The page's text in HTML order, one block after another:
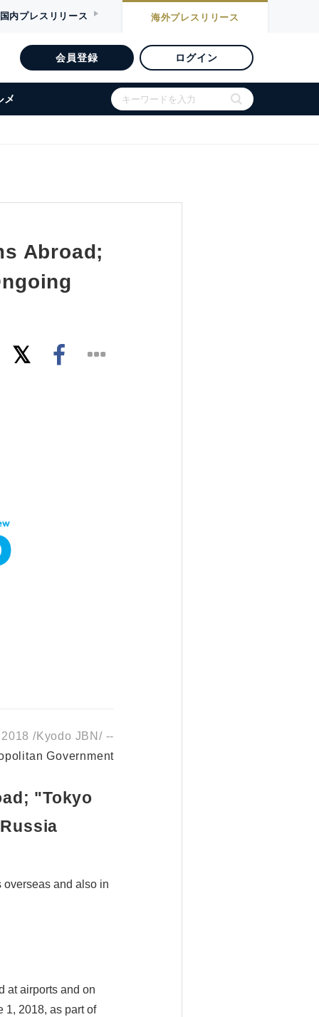
国内プレスリリース 海外プレスリリース
会員登録 ログイン
メ
Abroad;
/Kyodo JBN/ --
Government
"Tokyo
overseas and also in
at airports and on
1, 2018, as part of